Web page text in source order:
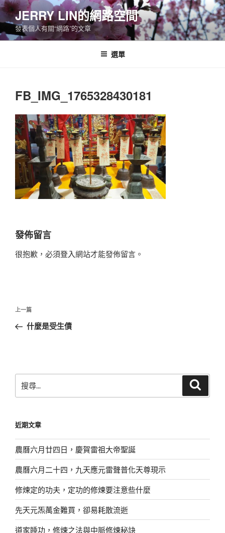
跳
至
主
要
JERRY LIN的網路空間
發表個人有關“網路”的文章
選單
FB_IMG_1765328430181
發佈留言
很抱歉，必須登入網站才能發佈留言。
文
導
上
一
上一篇
什麼是受生債
尋
字:
近期文章
農曆六月廿四日，慶賀雷祖大帝聖誕
農曆六月二十四，九天應元雷聲普化天尊現示
修煉定的功夫，定功的修煉要注意些什麼
先天元炁萬金難買，卻易耗散流逝
道家睡功，修煉之法與中脈修煉秘訣